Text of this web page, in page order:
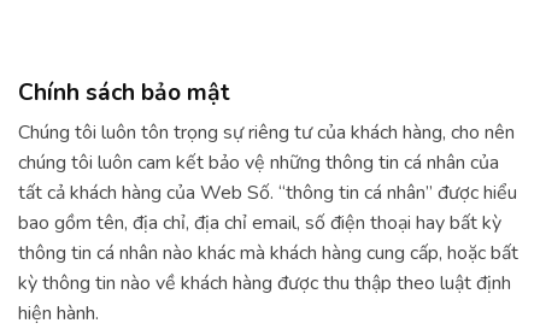
Chính sách bảo mật
Chúng tôi luôn tôn trọng sự riêng tư của khách hàng, cho nên
chúng tôi luôn cam kết bảo vệ những thông tin cá nhân của
tất cả khách hàng của Web Số. “thông tin cá nhân” được hiểu
bao gồm tên, địa chỉ, địa chỉ email, số điện thoại hay bất kỳ
thông tin cá nhân nào khác mà khách hàng cung cấp, hoặc bất
kỳ thông tin nào về khách hàng được thu thập theo luật định
hiện hành.